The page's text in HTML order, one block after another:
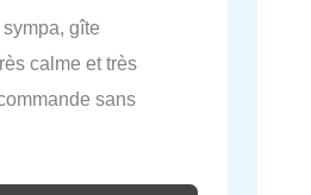
gîte
calme et très
sans